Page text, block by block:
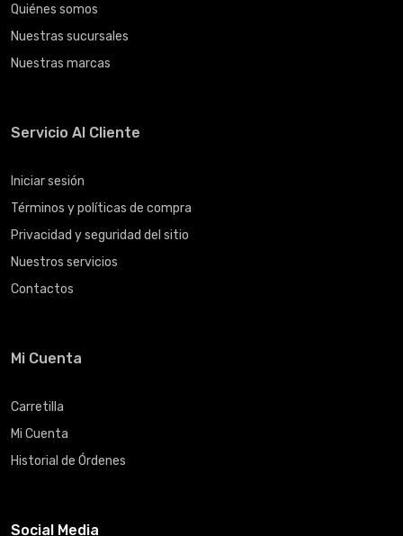
Quiénes somos
Nuestras sucursales
Nuestras marcas
Servicio Al Cliente
Iniciar sesión
Términos y políticas de compra
Privacidad y seguridad del sitio
Nuestros servicios
Contactos
Mi Cuenta
Carretilla
Mi Cuenta
Historial de Órdenes
Social Media